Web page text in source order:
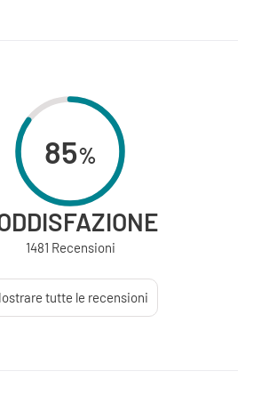
85%
1481 Recensioni
tutte le recensioni